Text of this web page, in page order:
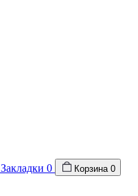
Закладки 0 Корзина 0